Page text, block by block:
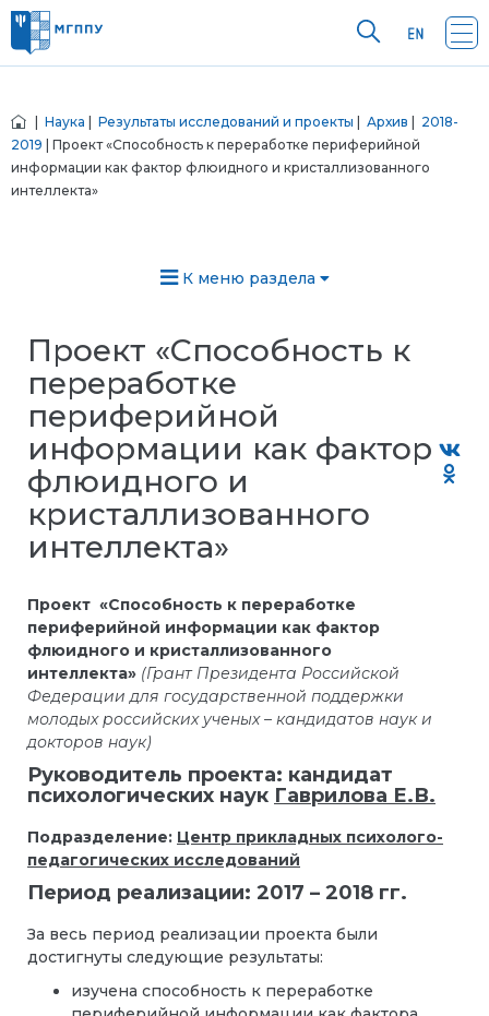
Наука Результаты исследований и проекты Архив
2018-
2019 | Проект «Способность к переработке периферийной
информации как фактор флюидного и кристаллизованного
интеллекта»
К меню раздела
Проект «Способность к
переработке
периферийной
информации как фактор
флюидного и
кристаллизованного
интеллекта»
Проект «Способность к переработке
периферийной информации как фактор
флюидного и кристаллизованного
интеллекта» (Грант Президента Российской
Федерации для государственной поддержки
молодых российских ученых – кандидатов наук и
докторов наук)
Руководитель проекта: кандидат
психологических наук Гаврилова Е.В.
Подразделение: Центр прикладных психолого-
педагогических исследований
Период реализации: 2017 – 2018 гг.
За весь период реализации проекта были
достигнуты следующие результаты:
изучена способность к переработке